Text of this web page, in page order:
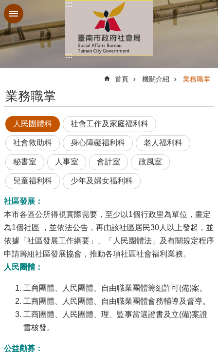
跳到主要內容區塊
:::
:::
首頁 機關介紹 業務職掌
業務職掌
人民團體科 社會工作及家庭福利科
社會救助科 身心障礙福利科 老人福利科
秘書室 人事室 會計室 政風室
兒童福利科 少年及婦女福利科
社區發展：
本市各區公所得視實際需要，至少以1個行政里為單位，畫定
為1個社區 ，並依法公告，再由該社區居民30人以上發起，並
依據「社區發展工作綱要」、「人民團體法」及有關規定程序
申請籌組社區發展協會，推動各項社區社會福利業務。
人民團體：
工商團體、人民團體、自由職業團體籌組許可(備)案。
工商團體、人民團體、自由職業團體會務輔導及督導。
工商團體、人民團體、理、監事當選證書及立(備)案證
書核發。
公益勸募：